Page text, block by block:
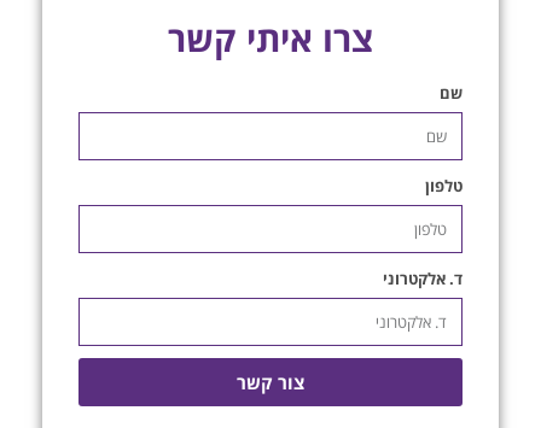
צרו איתי קשר
שם
טלפון
ד. אלקטרוני
צור קשר